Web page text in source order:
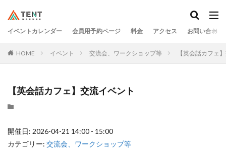
イベントカレンダー 会員用予約ページ 料金 アクセス お問い合わせ
HOME イベント 交流会、ワークショップ等 【英会話カフェ
【英会話カフェ】交流イベント
開催日: 2026-04-21 14:00 - 15:00
カテゴリー: 交流会、ワークショップ等